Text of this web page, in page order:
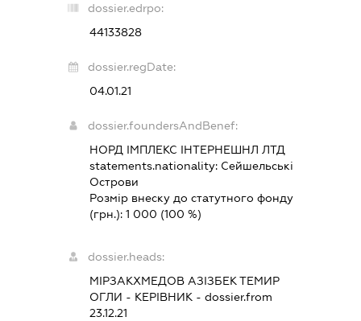
dossier.edrpo:
44133828
dossier.regDate:
04.01.21
dossier.foundersAndBenef:
НОРД ІМПЛЕКС ІНТЕРНЕШНЛ ЛТД
statements.nationality: Сейшельські
Острови
Розмір внеску до статутного фонду
(грн.):1 000 (100 %)
dossier.heads:
МІРЗАКХМЕДОВ АЗІЗБЕК ТЕМИР
ОГЛИ - КЕРІВНИК - dossier.from
23.12.21